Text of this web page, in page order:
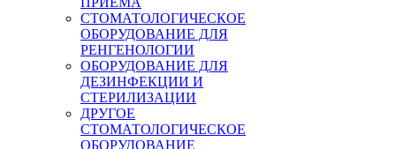
СТОМАТОЛОГИЧЕСКОЕ
ОБОРУДОВАНИЕ ДЛЯ
РЕНГЕНОЛОГИИ
ОБОРУДОВАНИЕ ДЛЯ
ДЕЗИНФЕКЦИИ И
СТЕРИЛИЗАЦИИ
ДРУГОЕ
СТОМАТОЛОГИЧЕСКОЕ
ОБОРУДОВАНИЕ